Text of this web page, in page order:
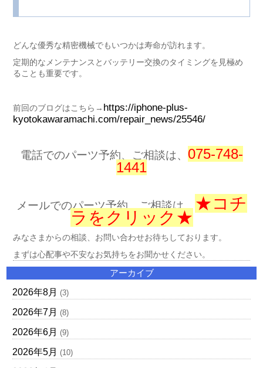
どんな優秀な精密機械でもいつかは寿命が訪れます。
定期的なメンテナンスとバッテリー交換のタイミングを見極め
ることも重要です。
前回のブログはこちら→ https://iphone-plus-
kyotokawaramachi.com/repair_news/25546/
電話でのパーツ予約、ご相談は、 075-748-
1441
メールでのパーツ予約、ご相談は、 ★コチ
ラをクリック★
みなさまからの相談、お問い合わせお待ちしております。
まずは心配事や不安なお気持ちをお聞かせください。
アーカイブ
2026年8月 (3)
2026年7月 (8)
2026年6月 (9)
2026年5月 (10)